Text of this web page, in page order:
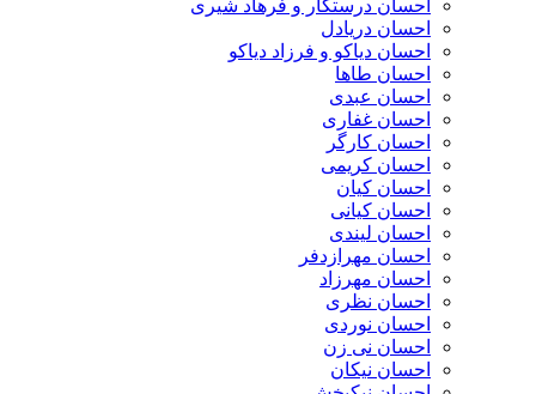
احسان درستكار و فرهاد شيرى
احسان دریادل
احسان دیاکو و فرزاد دیاکو
احسان طاها
احسان عبدی
احسان غفاری
احسان کارگر
احسان کریمی
احسان کیان
احسان کیانی
احسان لیندی
احسان مهرازدفر
احسان مهرزاد
احسان نظری
احسان نوردی
احسان نی زن
احسان نیکان